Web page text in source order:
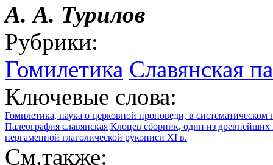
А. А. Турилов
Рубрики:
Гомилетика Славянская
Ключевые слова:
Гомилетика, наука о церковной проповеди, в
Палеография славянская Клоцев сборник, один из древнейших
пергаменной глаголической рукописи XI в.
См.также: